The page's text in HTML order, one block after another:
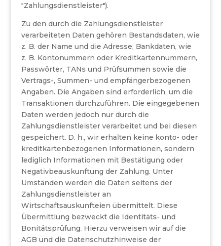
"Zahlungsdienstleister").
Zu den durch die Zahlungsdienstleister
verarbeiteten Daten gehören Bestandsdaten, wie
z. B. der Name und die Adresse, Bankdaten, wie
z. B. Kontonummern oder Kreditkartennummern,
Passwörter, TANs und Prüfsummen sowie die
Vertrags-, Summen- und empfängerbezogenen
Angaben. Die Angaben sind erforderlich, um die
Transaktionen durchzuführen. Die eingegebenen
Daten werden jedoch nur durch die
Zahlungsdienstleister verarbeitet und bei diesen
gespeichert. D. h., wir erhalten keine konto- oder
kreditkartenbezogenen Informationen, sondern
lediglich Informationen mit Bestätigung oder
Negativbeauskunftung der Zahlung. Unter
Umständen werden die Daten seitens der
Zahlungsdienstleister an
Wirtschaftsauskunfteien übermittelt. Diese
Übermittlung bezweckt die Identitäts- und
Bonitätsprüfung. Hierzu verweisen wir auf die
AGB und die Datenschutzhinweise der